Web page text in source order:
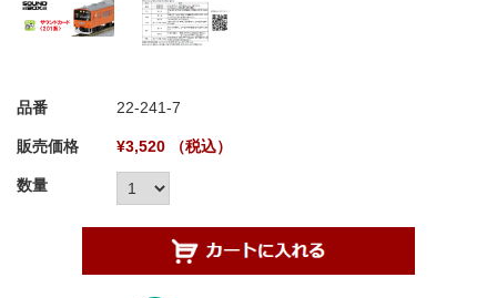
品番 22-241-7
販売価格 ¥3,520 （税込）
数量